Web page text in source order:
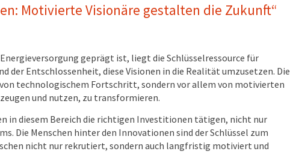
Motivierte Visionäre gestalten die Zukunft“
geprägt ist, liegt die Schlüsselressource für
der Entschlossenheit, diese Visionen in die Realität umzusetzen. Die
technologischem Fortschritt, sondern vor allem von motivierten
und nutzen, zu transformieren.
in diesem Bereich die richtigen Investitionen tätigen, nicht nur
Die Menschen hinter den Innovationen sind der Schlüssel zum
nicht nur rekrutiert, sondern auch langfristig motiviert und